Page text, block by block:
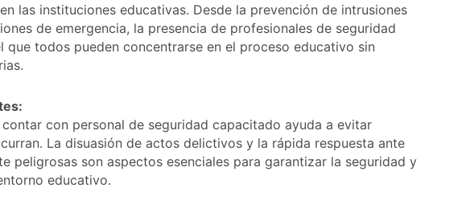
las instituciones educativas. Desde la prevención de intrusiones
de emergencia, la presencia de profesionales de seguridad
que todos pueden concentrarse en el proceso educativo sin
con personal de seguridad capacitado ayuda a evitar
La disuasión de actos delictivos y la rápida respuesta ante
peligrosas son aspectos esenciales para garantizar la seguridad y
educativo.